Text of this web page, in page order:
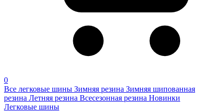
0
Все легковые шины Зимняя резина Зимняя шипованная
резина Летняя резина Всесезонная резина Новинки
Легковые шины